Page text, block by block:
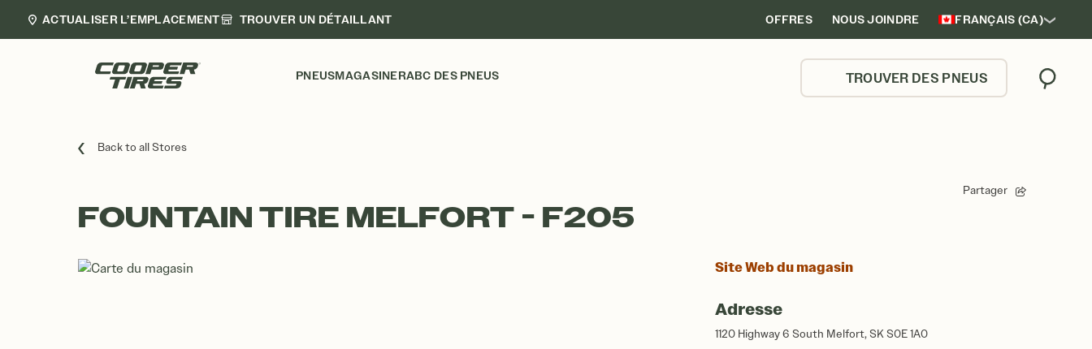
ACTUALISER L’EMPLACEMENT TROUVER UN DÉTAILLANT OFFRES NOUS JOINDRE FRANÇAIS (CA)
PNEUSMAGASINERABC DES PNEUS TROUVER DES PNEUS Trouver
Back to all Stores
Partager
FOUNTAIN TIRE MELFORT - F205
Site Web du magasin
Adresse
1120 Highway 6 South Melfort, SK S0E 1A0